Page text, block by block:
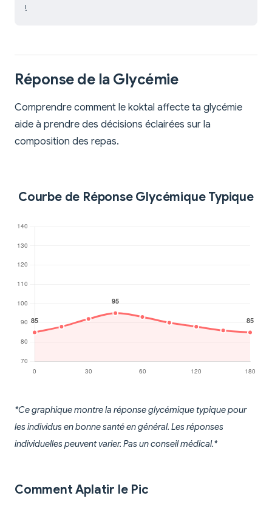
!
Réponse de la Glycémie
Comprendre comment le koktal affecte ta glycémie
aide à prendre des décisions éclairées sur la
composition des repas.
Courbe de Réponse Glycémique Typique
*Ce graphique montre la réponse glycémique typique pour
les individus en bonne santé en général. Les réponses
individuelles peuvent varier. Pas un conseil médical.*
Comment Aplatir le Pic